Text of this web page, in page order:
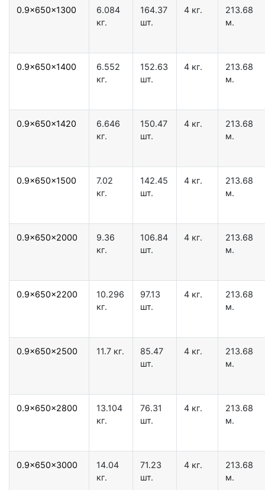
0.9x650x1300
6.084
кг.
164.37
шт.
4 кг.
213.68
м.
0.9x650x1400
6.552
кг.
152.63
шт.
4 кг.
213.68
м.
0.9x650x1420
6.646
кг.
150.47
шт.
4 кг.
213.68
м.
0.9x650x1500
7.02
кг.
142.45
шт.
4 кг.
213.68
м.
0.9x650x2000
9.36
кг.
106.84
шт.
4 кг.
213.68
м.
0.9x650x2200
10.296
кг.
97.13
шт.
4 кг.
213.68
м.
0.9x650x2500 11.7 кг.
85.47
шт.
4 кг.
213.68
м.
0.9x650x2800
13.104
кг.
76.31
шт.
4 кг.
213.68
м.
0.9x650x3000
14.04
кг.
71.23
шт.
4 кг.
213.68
м.